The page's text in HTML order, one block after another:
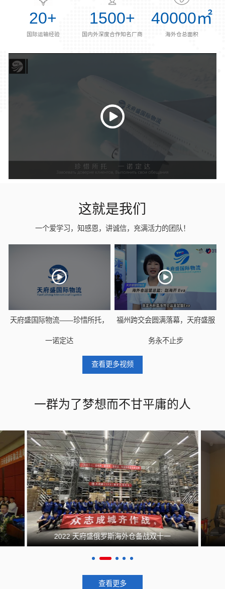
20+
国际运输经验
1500+
国内外深度合作知名厂商
40000㎡
海外仓总面积
这就是我们
一个爱学习，知感恩，讲诚信，充满活力的团队！
天府盛国际物流——珍惜所托，
一诺定达
福州跨交会圆满落幕，天府盛服
务永不止步
查看更多视频
一群为了梦想而不甘平庸的人
2022 天府盛俄罗斯海外仓备战双十一
查看更多